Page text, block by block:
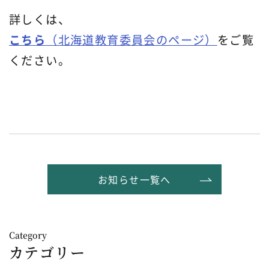
詳しくは、
こちら （北海道教育委員会のページ） をご覧
ください。
お知らせ一覧へ
Category
カテゴリー